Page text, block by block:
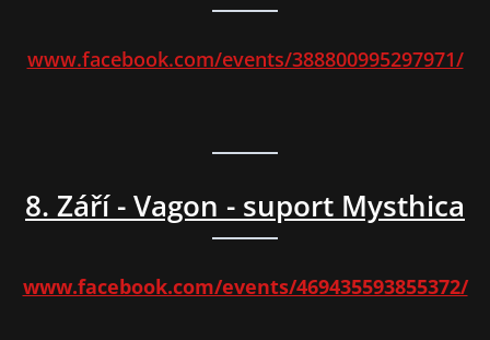
www.facebook.com/events/388800995297971/
8. Září - Vagon - suport Mysthica
www.facebook.com/events/469435593855372/